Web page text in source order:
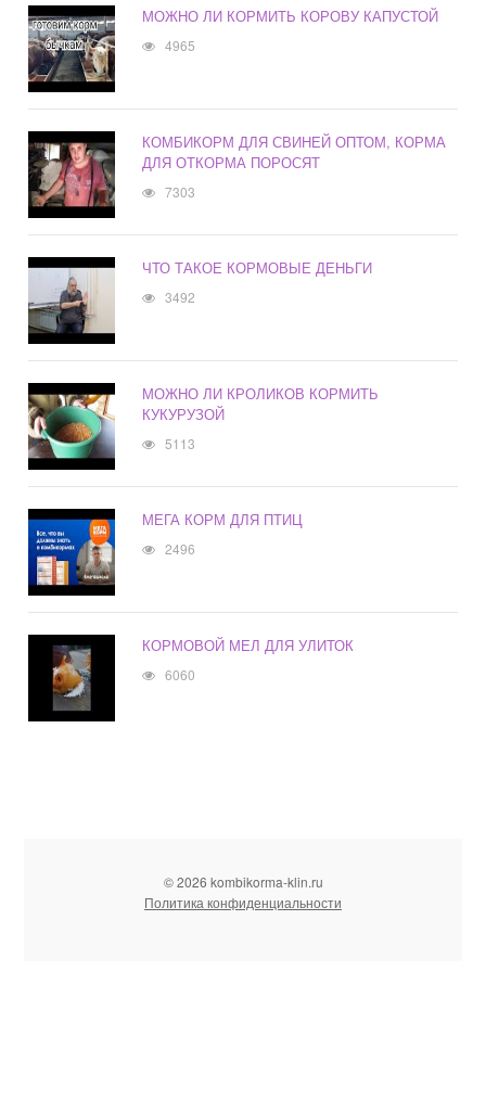
МОЖНО ЛИ КОРМИТЬ КОРОВУ КАПУСТОЙ
4965
КОМБИКОРМ ДЛЯ СВИНЕЙ ОПТОМ, КОРМА
ДЛЯ ОТКОРМА ПОРОСЯТ
7303
ЧТО ТАКОЕ КОРМОВЫЕ ДЕНЬГИ
3492
МОЖНО ЛИ КРОЛИКОВ КОРМИТЬ
КУКУРУЗОЙ
5113
МЕГА КОРМ ДЛЯ ПТИЦ
2496
КОРМОВОЙ МЕЛ ДЛЯ УЛИТОК
6060
© 2026 kombikorma-klin.ru
Политика конфиденциальности